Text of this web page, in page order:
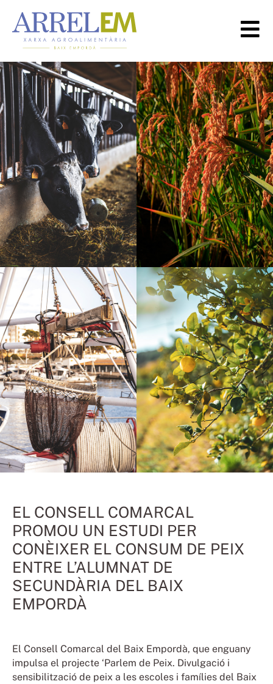
EL CONSELL COMARCAL
PROMOU UN ESTUDI PER
CONÈIXER EL CONSUM DE PEIX
ENTRE L’ALUMNAT DE
SECUNDÀRIA DEL BAIX
EMPORDÀ
El Consell Comarcal del Baix Empordà, que enguany
impulsa el projecte ‘Parlem de Peix. Divulgació i
sensibilització de peix a les escoles i famílies del Baix